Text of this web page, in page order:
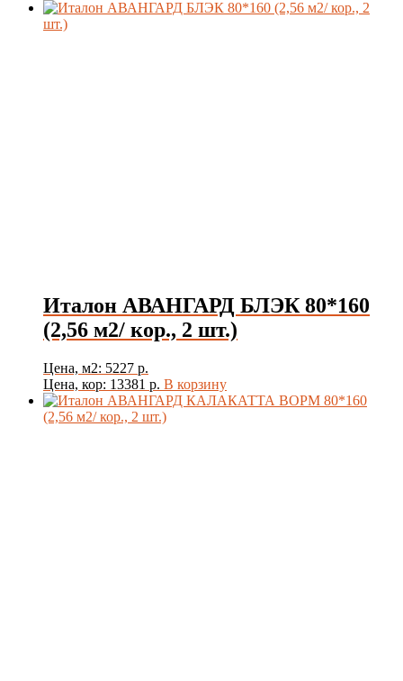
Италон АВАНГАРД БЛЭК 80*160
(2,56 м2/ кор., 2 шт.)
Цена, м2: 5227 р.
Цена, кор: 13381 р. В корзину